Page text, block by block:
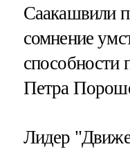
Саакашвили
сомнение
способности
Петра
Лидер